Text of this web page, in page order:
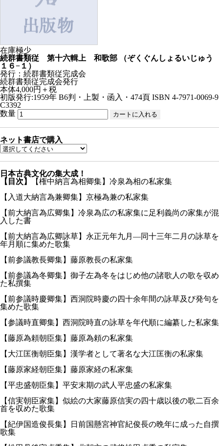
在庫極少
続群書類従 第十六輯上 和歌部
（ぞくぐんしょるいじゅう
１６−１）
発行：続群書類従完成会
続群書類従完成会発行
本体4,000円＋税
初版発行:1959年 B6判・上製・函入・474頁 ISBN 4-7971-0069-9
C3392
数量
ネット書店で購入
日本古典文化の集大成！
【目次】
【権中納言為相卿集】冷泉為相の私家集
【入道大納言為兼卿集】京極為兼の私家集
【前大納言為広卿集】冷泉為広の私家集に足利義尚の家集が混
入した書
【前大納言為広卿詠草】永正元年九月—同十三年二月の詠草を
年月順に集めた歌集
【前参議教長卿集】藤原教長の私家集
【前参議為冬卿集】御子左為冬をはじめ他の諸歌人の歌を収め
た私撰集
【前参議時慶卿集】西洞院時慶の四十余年間の詠草及び発句を
集めた歌集
【参議時直卿集】西洞院時直の詠草を年代順に編纂した私家集
【藤原為頼朝臣集】藤原為頼の私家集
【大江匡衡朝臣集】漢学者として著名な大江匡衡の私家集
【藤原家経朝臣集】藤原家経の私家集
【平忠盛朝臣集】平安末期の武人平忠盛の私家集
【信実朝臣家集】似絵の大家藤原信実の四十歳以後の歌二百余
首を収めた歌集
【紀伊国造俊長集】日前国懸宮神官紀俊長の晩年に成った自撰
歌集